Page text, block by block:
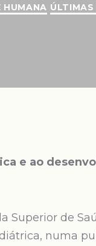
HUMANA
e ao
Superior de
numa